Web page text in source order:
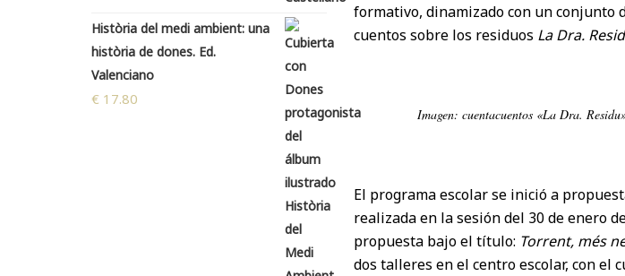
formativo, dinamizado con un conjunto
cuentos sobre los residuos La Dra.
Imagen: cuentacuentos «La Dra.
El programa escolar se inició a
realizada en la sesión del 30 de enero
propuesta bajo el título: Torrent, més
dos talleres en el centro escolar, con el
Història del medi ambient: una
història de dones. Ed.
Valenciano
€ 17.80